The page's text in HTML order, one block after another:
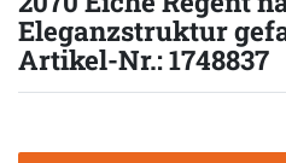
Eleganzstruktur
Artikel-Nr.: 1748837